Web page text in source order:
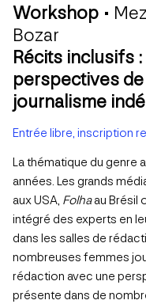
Workshop •
Bozar
Récits inclusifs
perspectives
journalisme
Entrée libre, inscription
La thématique du genre
années. Les grands
aux USA, Folhaau Brésil
intégré des experts en
dans les salles de
nombreuses femmes
rédaction avec une
présente dans de